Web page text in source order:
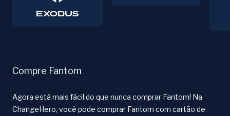
Compre Fantom
Agora está mais fácil do que nunca comprar Fantom! Na
ChangeHero, você pode comprar Fantom com cartão de